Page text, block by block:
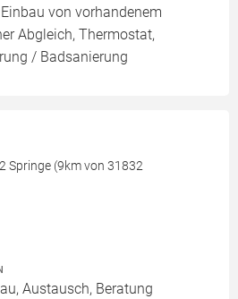
von vorhandenem
Abgleich, Thermostat,
/ Badsanierung
Springe (9km von 31832
Austausch, Beratung